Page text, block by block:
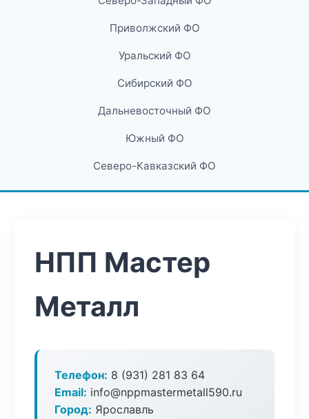
Приволжский ФО
Уральский ФО
Сибирский ФО
Дальневосточный ФО
Южный ФО
Северо-Кавказский ФО
НПП Мастер
Металл
Телефон: 8 (931) 281 83 64
Email: info@nppmastermetall590.ru
Город: Ярославль